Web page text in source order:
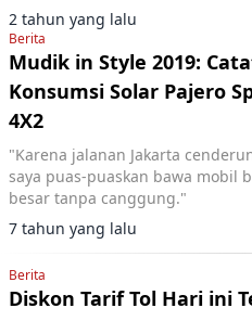
2 tahun yang lalu
Berita
Mudik in Style 2019:
Konsumsi Solar Pajero
4X2
"Karena jalanan Jakarta
saya puas-puaskan bawa mobil
besar tanpa canggung."
7 tahun yang lalu
Berita
Diskon Tarif Tol Hari ini